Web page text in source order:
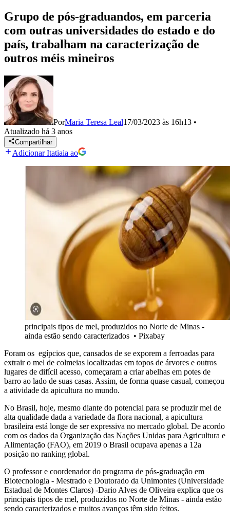
Grupo de pós-graduandos, em parceria
com outras universidades do estado e do
país, trabalham na caracterização de
outros méis mineiros
PorMaria Teresa Leal17/03/2023 às 16h13 •
Atualizado há 3 anos
Compartilhar
Adicionar Itatiaia ao
principais tipos de mel, produzidos no Norte de Minas -
ainda estão sendo caracterizados • Pixabay
Foram os egípcios que, cansados de se exporem a ferroadas para
extrair o mel de colmeias localizadas em topos de árvores e outros
lugares de difícil acesso, começaram a criar abelhas em potes de
barro ao lado de suas casas. Assim, de forma quase casual, começou
a atividade da apicultura no mundo.
No Brasil, hoje, mesmo diante do potencial para se produzir mel de
alta qualidade dada a variedade da flora nacional, a apicultura
brasileira está longe de ser expressiva no mercado global. De acordo
com os dados da Organização das Nações Unidas para Agricultura e
Alimentação (FAO), em 2019 o Brasil ocupava apenas a 12a
posição no ranking global.
O professor e coordenador do programa de pós-graduação em
Biotecnologia - Mestrado e Doutorado da Unimontes (Universidade
Estadual de Montes Claros) -Dario Alves de Oliveira explica que os
principais tipos de mel, produzidos no Norte de Minas - ainda estão
sendo caracterizados e muitos avanços têm sido feitos.